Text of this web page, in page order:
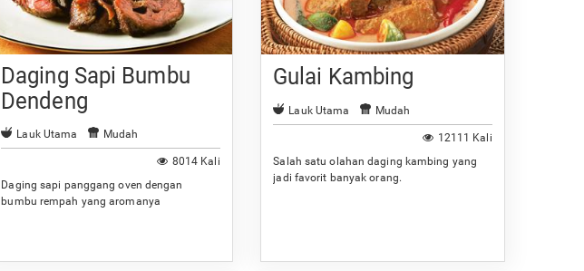
Daging Sapi Bumbu
Dendeng
Lauk Utama Mudah
8014 Kali
Daging sapi panggang oven dengan
bumbu rempah yang aromanya
Gulai Kambing
Lauk Utama Mudah
12111 Kali
Salah satu olahan daging kambing yang
jadi favorit banyak orang.